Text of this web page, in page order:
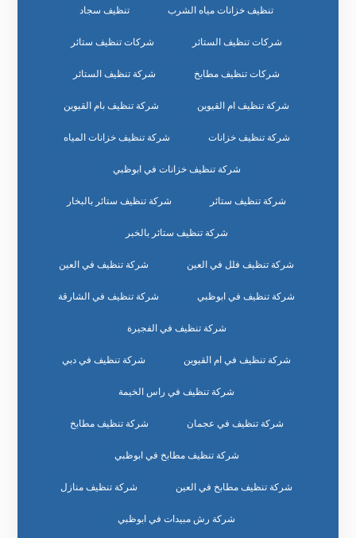
تنظيف خزانات مياه الشرب تنظيف سجاد
شركات تنظيف الستائر شركات تنظيف ستائر
شركات تنظيف مطابخ شركة تنظيف الستائر
شركة تنظيف ام القيوين شركة تنظيف بام القيوين
شركة تنظيف خزانات شركة تنظيف خزانات المياه
شركة تنظيف خزانات في ابوظبي
شركة تنظيف ستائر شركة تنظيف ستائر بالبخار
شركة تنظيف ستائر بالخبر
شركة تنظيف فلل في العين شركة تنظيف في العين
شركة تنظيف في ابوظبي شركة تنظيف في الشارقة
شركة تنظيف في الفجيرة
شركة تنظيف في ام القيوين شركة تنظيف في دبي
شركة تنظيف في راس الخيمة
شركة تنظيف في عجمان شركة تنظيف مطابخ
شركة تنظيف مطابخ في ابوظبي
شركة تنظيف مطابخ في العين شركة تنظيف منازل
شركة رش مبيدات في ابوظبي